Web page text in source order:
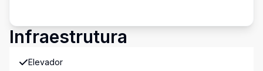
Infraestrutura
Elevador